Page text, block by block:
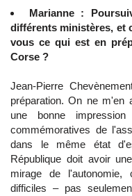
Marianne :
différents ministères, et
vous ce qui est en
Corse ?
Jean-Pierre
préparation. On ne m'en
une bonne
commémoratives de
dans le même état
République doit avoir
mirage de l'autonomie,
difficiles – pas